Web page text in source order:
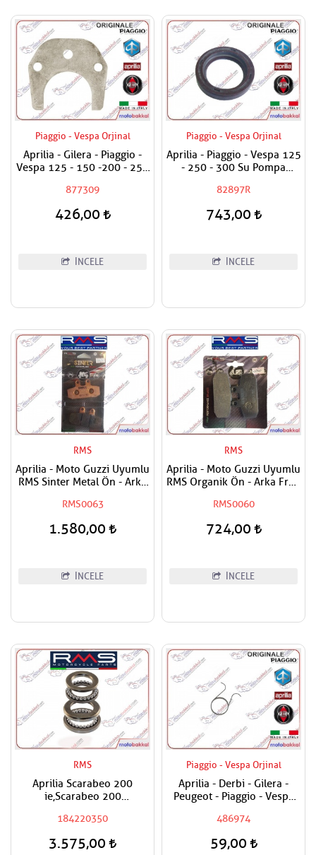
Piaggio - Vespa Orjinal
Aprilia - Gilera - Piaggio -
Vespa 125 - 150 -200 - 250
Hilali
877309
426,00
İNCELE
Piaggio - Vespa Orjinal
Aprilia - Piaggio - Vespa 125
- 250 - 300 Su Pompa
82897R
743,00
İNCELE
RMS
Aprilia - Moto Guzzi Uyumlu
RMS Sinter Metal Ön - Arka
RMS0063
1.580,00
İNCELE
RMS
Aprilia - Moto Guzzi Uyumlu
RMS Organik Ön - Arka Fren
RMS0060
724,00
İNCELE
RMS
Aprilia Scarabeo 200
ie,Scarabeo 200
250,Atlantic 500 RMS Furş
Set
184220350
3.575,00
Piaggio - Vespa Orjinal
Aprilia - Derbi - Gilera -
Peugeot - Piaggio - Vespa
486974
59,00